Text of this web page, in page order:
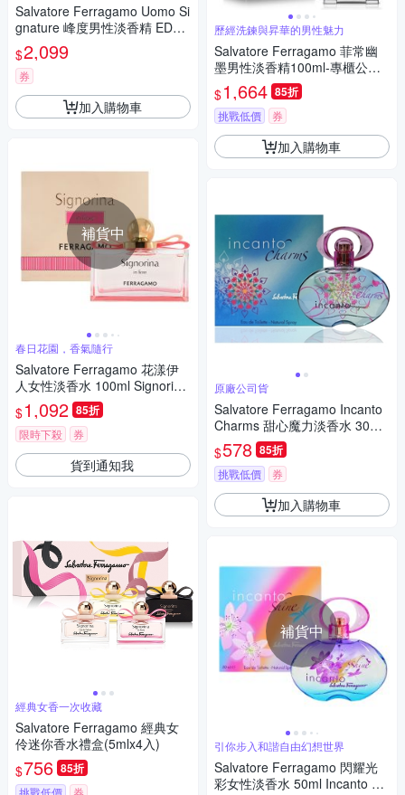
Salvatore Ferragamo Uomo Si
gnature 峰度男性淡香精 EDP
100ml (平行輸入)
$2,099
券
加入購物車
補貨中
春日花園，香氣隨行
Salvatore Ferragamo 花漾伊
人女性淡香水 100ml Signorina
In Fiore EDT
$1,092 85折
限時下殺 券
貨到通知我
經典女香一次收藏
Salvatore Ferragamo 經典女
伶迷你香水禮盒(5mlx4入)
$756 85折
歷經洗鍊與昇華的男性魅力
Salvatore Ferragamo 菲常幽
墨男性淡香精100ml-專櫃公司
貨
$1,664 85折
挑戰低價 券
加入購物車
原廠公司貨
Salvatore Ferragamo Incanto
Charms 甜心魔力淡香水 30ml
(原廠公司貨)
$578 85折
挑戰低價 券
加入購物車
補貨中
引你步入和諧自由幻想世界
Salvatore Ferragamo 閃耀光
彩女性淡香水 50ml Incanto Shi